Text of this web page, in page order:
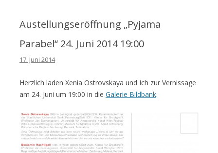
Benjamin
Nachtigall
Austellungseröffnung „Pyjama
Parabel“ 24. Juni 2014 19:00
17. Juni 2014
Herzlich laden Xenia Ostrovskaya und Ich zur Vernissage
am 24. Juni um 19:00 in die Galerie Bildbank.